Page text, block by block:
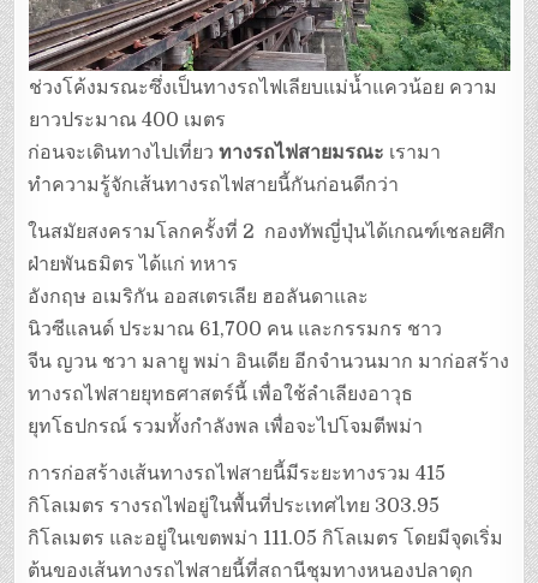
ช่วงโค้งมรณะซึ่งเป็นทางรถไฟเลียบแม่น้ำแควน้อย ความ
ยาวประมาณ 400 เมตร
ก่อนจะเดินทางไปเที่ยว ทางรถไฟสายมรณะ เรามา
ทำความรู้จักเส้นทางรถไฟสายนี้กันก่อนดีกว่า
ในสมัยสงครามโลกครั้งที่ 2 กองทัพญี่ปุ่นได้เกณฑ์เชลยศึก
ฝ่ายพันธมิตร ได้แก่ ทหาร
อังกฤษ อเมริกัน ออสเตรเลีย ฮอลันดาและ
นิวซีแลนด์ ประมาณ 61,700 คน และกรรมกร ชาว
จีน ญวน ชวา มลายู พม่า อินเดีย อีกจำนวนมาก มาก่อสร้าง
ทางรถไฟสายยุทธศาสตร์นี้ เพื่อใช้ลำเลียงอาวุธ
ยุทโธปกรณ์ รวมทั้งกำลังพล เพื่อจะไปโจมตีพม่า
การก่อสร้างเส้นทางรถไฟสายนี้มีระยะทางรวม 415
กิโลเมตร รางรถไฟอยู่ในพื้นที่ประเทศไทย 303.95
กิโลเมตร และอยู่ในเขตพม่า 111.05 กิโลเมตร โดยมีจุดเริ่ม
ต้นของเส้นทางรถไฟสายนี้ที่สถานีชุมทางหนองปลาดุก